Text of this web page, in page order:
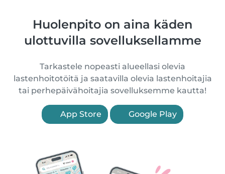
Huolenpito on aina käden
ulottuvilla sovelluksellamme
Tarkastele nopeasti alueellasi olevia
lastenhoitotöitä ja saatavilla olevia lastenhoitajia
tai perhepäivähoitajia sovelluksemme kautta!
App Store Google Play